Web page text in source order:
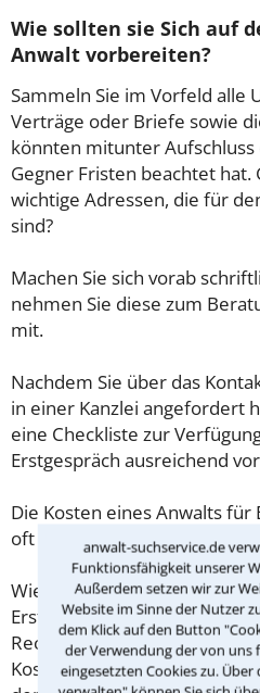
anwalt-suchservice.de
Funktionsfähigkeit unserer
Außerdem setzen wir zur
Website im Sinne der Nutzer
dem Klick auf den Button
der Verwendung der von uns
eingesetzten Cookies zu.
Wie sollten sie Sich auf
Anwalt vorbereiten?
Sammeln Sie im Vorfeld alle
Verträge oder Briefe sowie
könnten mitunter
Gegner Fristen beachtet hat.
wichtige Adressen, die für
sind?
Machen Sie sich vorab
nehmen Sie diese zum
mit.
Nachdem Sie über das
in einer Kanzlei angefordert
eine Checkliste zur
Erstgespräch ausreichend
Die Kosten eines Anwalts für
oft geringer als gedacht!
Wieviel ein Rechtsanwalt in
Erstberatung verlangen darf,
Kosten für das erste